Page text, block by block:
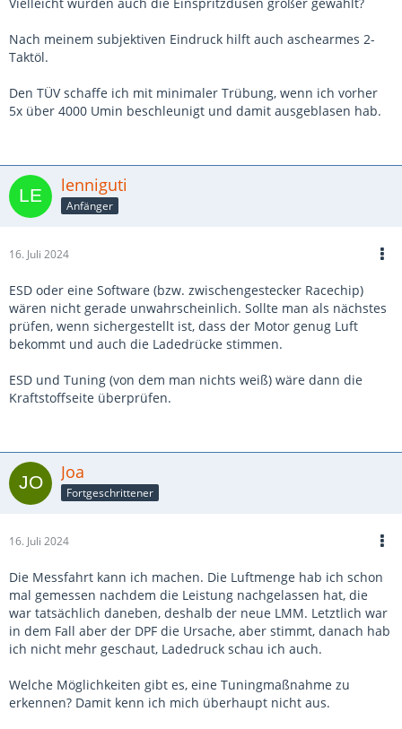
Nach meinem subjektiven Eindruck hilft auch aschearmes 2-
Taktöl.
Den TÜV schaffe ich mit minimaler Trübung, wenn ich vorher
5x über 4000 Umin beschleunigt und damit ausgeblasen hab.
lenniguti
Anfänger
16. Juli 2024
ESD oder eine Software (bzw. zwischengestecker Racechip)
wären nicht gerade unwahrscheinlich. Sollte man als nächstes
prüfen, wenn sichergestellt ist, dass der Motor genug Luft
bekommt und auch die Ladedrücke stimmen.
ESD und Tuning (von dem man nichts weiß) wäre dann die
Kraftstoffseite überprüfen.
Joa
Fortgeschrittener
16. Juli 2024
Die Messfahrt kann ich machen. Die Luftmenge hab ich schon
mal gemessen nachdem die Leistung nachgelassen hat, die
war tatsächlich daneben, deshalb der neue LMM. Letztlich war
in dem Fall aber der DPF die Ursache, aber stimmt, danach hab
ich nicht mehr geschaut, Ladedruck schau ich auch.
Welche Möglichkeiten gibt es, eine Tuningmaßnahme zu
erkennen? Damit kenn ich mich überhaupt nicht aus.